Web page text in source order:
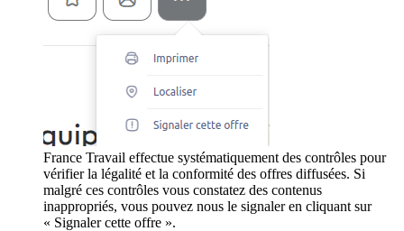
France Travail effectue systématiquement des contrôles pour
vérifier la légalité et la conformité des offres diffusées. Si
malgré ces contrôles vous constatez des contenus
inappropriés, vous pouvez nous le signaler en cliquant sur
« Signaler cette offre ».